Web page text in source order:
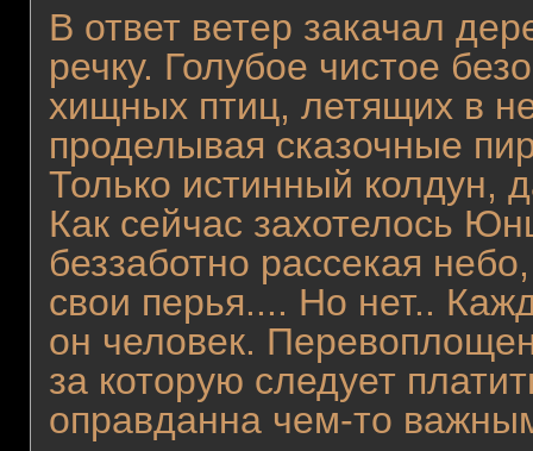
В ответ ветер закачал
речку. Голубое чистое
хищных птиц, летящих в
проделывая сказочные
Только истинный колдун,
Как сейчас захотелось
беззаботно рассекая
свои перья.... Но нет..
он человек.
за которую следует
оправданна чем-то